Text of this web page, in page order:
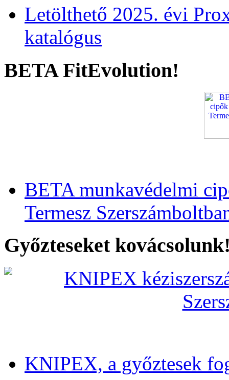
Letölthető 2025. évi
katalógus
BETA FitEvolution!
BETA munkavédelmi
Termesz
Győzteseket
KNIPEX, a győztesek